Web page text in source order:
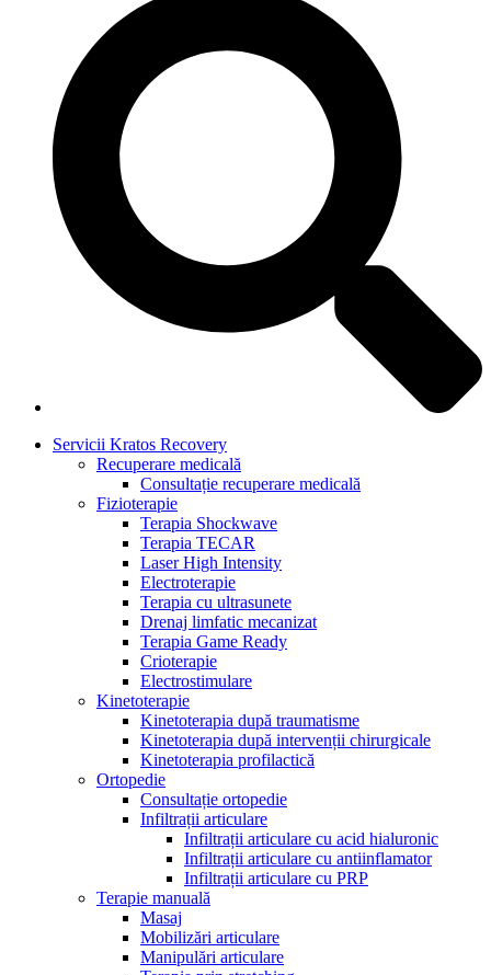
Servicii Kratos Recovery
Recuperare medicală
Consultație recuperare medicală
Fizioterapie
Terapia Shockwave
Terapia TECAR
Laser High Intensity
Electroterapie
Terapia cu ultrasunete
Drenaj limfatic mecanizat
Terapia Game Ready
Crioterapie
Electrostimulare
Kinetoterapie
Kinetoterapia după traumatisme
Kinetoterapia după intervenții chirurgicale
Kinetoterapia profilactică
Ortopedie
Consultație ortopedie
Infiltrații articulare
Infiltrații articulare cu acid hialuronic
Infiltrații articulare cu antiinflamator
Infiltrații articulare cu PRP
Terapie manuală
Masaj
Mobilizări articulare
Manipulări articulare